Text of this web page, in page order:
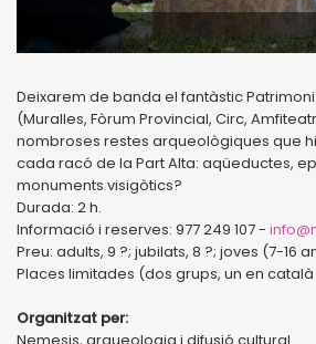
Deixarem de banda el fantàstic
(Muralles, Fòrum Provincial, Circ,
nombroses restes arqueològiques que
cada racó de la Part Alta: aqüeductes,
monuments visigòtics?
Durada: 2 h.
Informació i reserves: 977 249 107 -
Preu: adults, 9 ?; jubilats, 8 ?; joves (7-16
Places limitades (dos grups, un en
Organitzat per:
Nemesis, arqueologia i difusió cultural